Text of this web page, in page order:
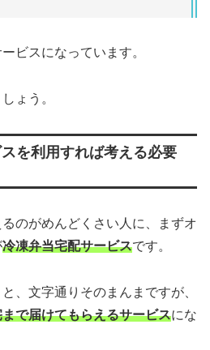
ビスになっています。
ょう。
を利用すれば考える必要
のがめんどくさい人に、まずオ
冷凍弁当宅配サービスです。
、文字通りそのまんまですが、
で届けてもらえるサービスにな